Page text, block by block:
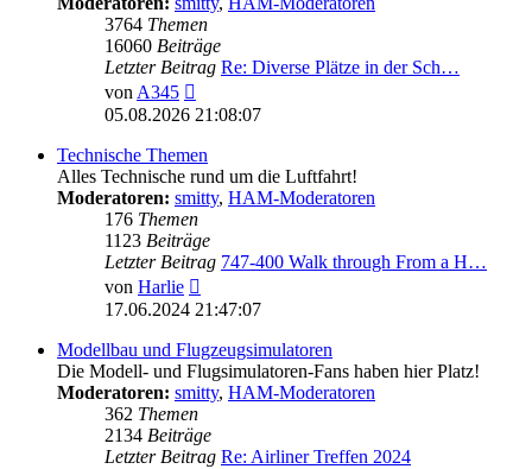
3764 Themen
16060 Beiträge
Letzter Beitrag Re: Diverse Plätze in der Sch…
vonA345
Beitrag
05.08.2026 21:08:07
Technische Themen
Alles Technische rund um die Luftfahrt!
Moderatoren: smitty, HAM-Moderatoren
176 Themen
1123 Beiträge
Letzter Beitrag 747-400 Walk through From a H…
von Harlie
Beitrag
17.06.2024 21:47:07
Modellbau und Flugzeugsimulatoren
Die Modell- und Flugsimulatoren-Fans haben hier Platz!
Moderatoren: smitty, HAM-Moderatoren
362 Themen
2134 Beiträge
Letzter Beitrag Re: Airliner Treffen 2024